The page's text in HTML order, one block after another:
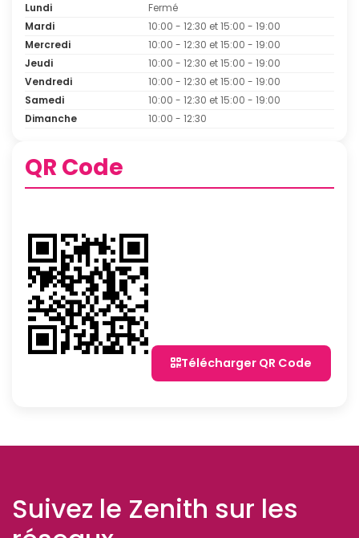
Lundi
Fermé
Mardi
10:00 - 12:30 et 15:00 - 19:00
Mercredi
10:00 - 12:30 et 15:00 - 19:00
Jeudi
10:00 - 12:30 et 15:00 - 19:00
Vendredi
10:00 - 12:30 et 15:00 - 19:00
Samedi
10:00 - 12:30 et 15:00 - 19:00
Dimanche
10:00 - 12:30
QR Code
Télécharger QR Code
Suivez le Zenith sur les